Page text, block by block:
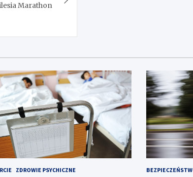
Marathon
ZDROWIE PSYCHICZNE